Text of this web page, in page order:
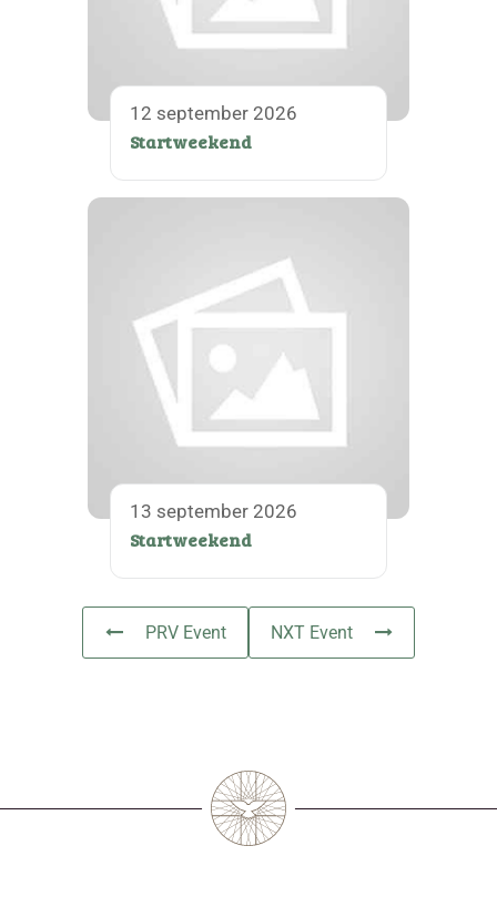
12 september 2026
Startweekend
13 september 2026
Startweekend
PRV Event NXT Event